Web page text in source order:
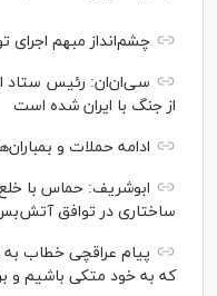
چشم‌انداز مبهم اجرای
سی‌ان‌‌ان: رئیس ستاد
از جنگ با ایران شده است
ادامه حملات و
ابوشریف: حماس با
ساختاری در توافق آتش‌‎بس غزه
پیام عراقچی خطاب
که به خود متکی باشیم و